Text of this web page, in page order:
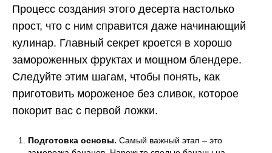
Процесс создания этого десерта настолько
прост, что с ним справится даже начинающий
кулинар. Главный секрет кроется в хорошо
замороженных фруктах и мощном блендере.
Следуйте этим шагам, чтобы понять, как
приготовить мороженое без сливок, которое
покорит вас с первой ложки.
Подготовка основы. Самый важный этап – это